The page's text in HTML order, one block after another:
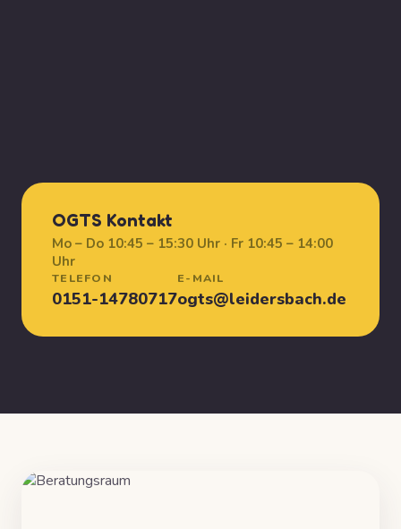
OGTS Kontakt
Mo – Do 10:45 – 15:30 Uhr · Fr 10:45 – 14:00
Uhr
TELEFON
0151-14780717
E-MAIL
ogts@leidersbach.de